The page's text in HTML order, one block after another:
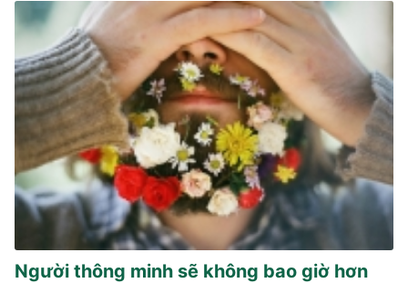
Người thông minh sẽ không bao giờ hơn